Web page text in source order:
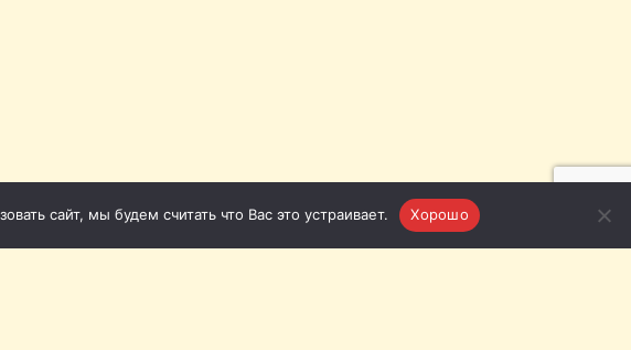
сайт, мы будем считать что Вас это устраивает. Хорошо